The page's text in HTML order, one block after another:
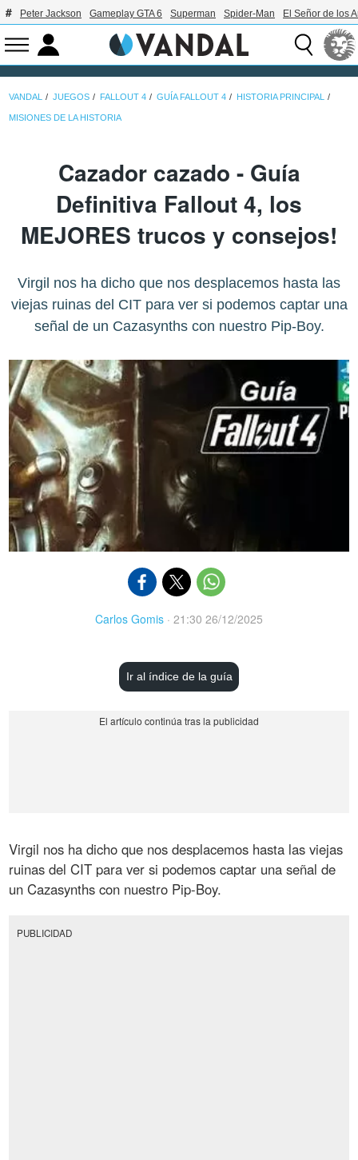
Peter Jackson Gameplay GTA 6 Superman Spider-Man El Señor de los
VANDAL JUEGOS FALLOUT 4 GUÍA FALLOUT 4 HISTORIA PRINCIPAL
MISIONES DE LA HISTORIA
Cazador cazado - Guía
Definitiva Fallout 4, los
MEJORES trucos y consejos!
Virgil nos ha dicho que nos desplacemos hasta las
viejas ruinas del CIT para ver si podemos captar una
señal de un Cazasynths con nuestro Pip-Boy.
Carlos Gomis · 21:30 26/12/2025
Ir al índice de la guía
Virgil nos ha dicho que nos desplacemos hasta las viejas
ruinas del CIT para ver si podemos captar una señal de
un Cazasynths con nuestro Pip-Boy.
PUBLICIDAD